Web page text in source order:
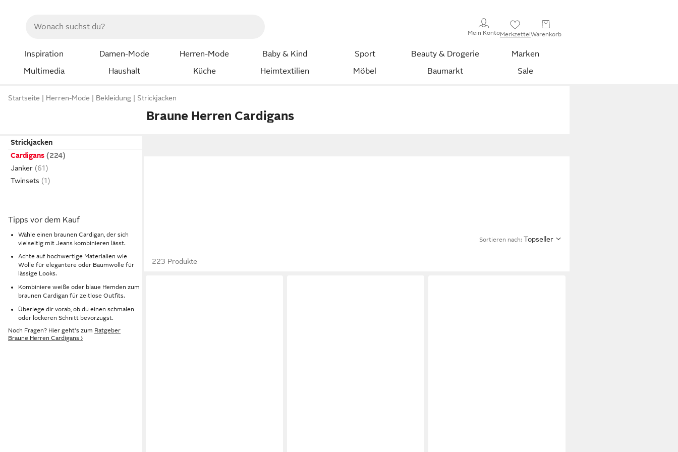
Mein KontoMerkzettelWarenkorb
Inspiration Damen-Mode Herren-Mode Baby & Kind Sport Beauty & Drogerie
Marken
Multimedia
Haushalt Küche Heimtextilien Möbel Baumarkt Sale
Startseite Herren-Mode Bekleidung Strickjacken
Braune Herren Cardigans
Strickjacken
Cardigans
Janker
Twinsets
Tipps vor dem Kauf
Wähle einen braunen Cardigan, der sich
vielseitig mit Jeans kombinieren lässt.
Achte auf hochwertige Materialien wie
Wolle für elegantere oder Baumwolle für
lässige Looks.
Kombiniere weiße oder blaue Hemden zum
braunen Cardigan für zeitlose Outfits.
Überlege dir vorab, ob du einen schmalen
oder lockeren Schnitt bevorzugst.
Noch Fragen? Hier geht's zum Ratgeber
Braune Herren Cardigans ›
Sortieren nach: Topseller
223 Produkte